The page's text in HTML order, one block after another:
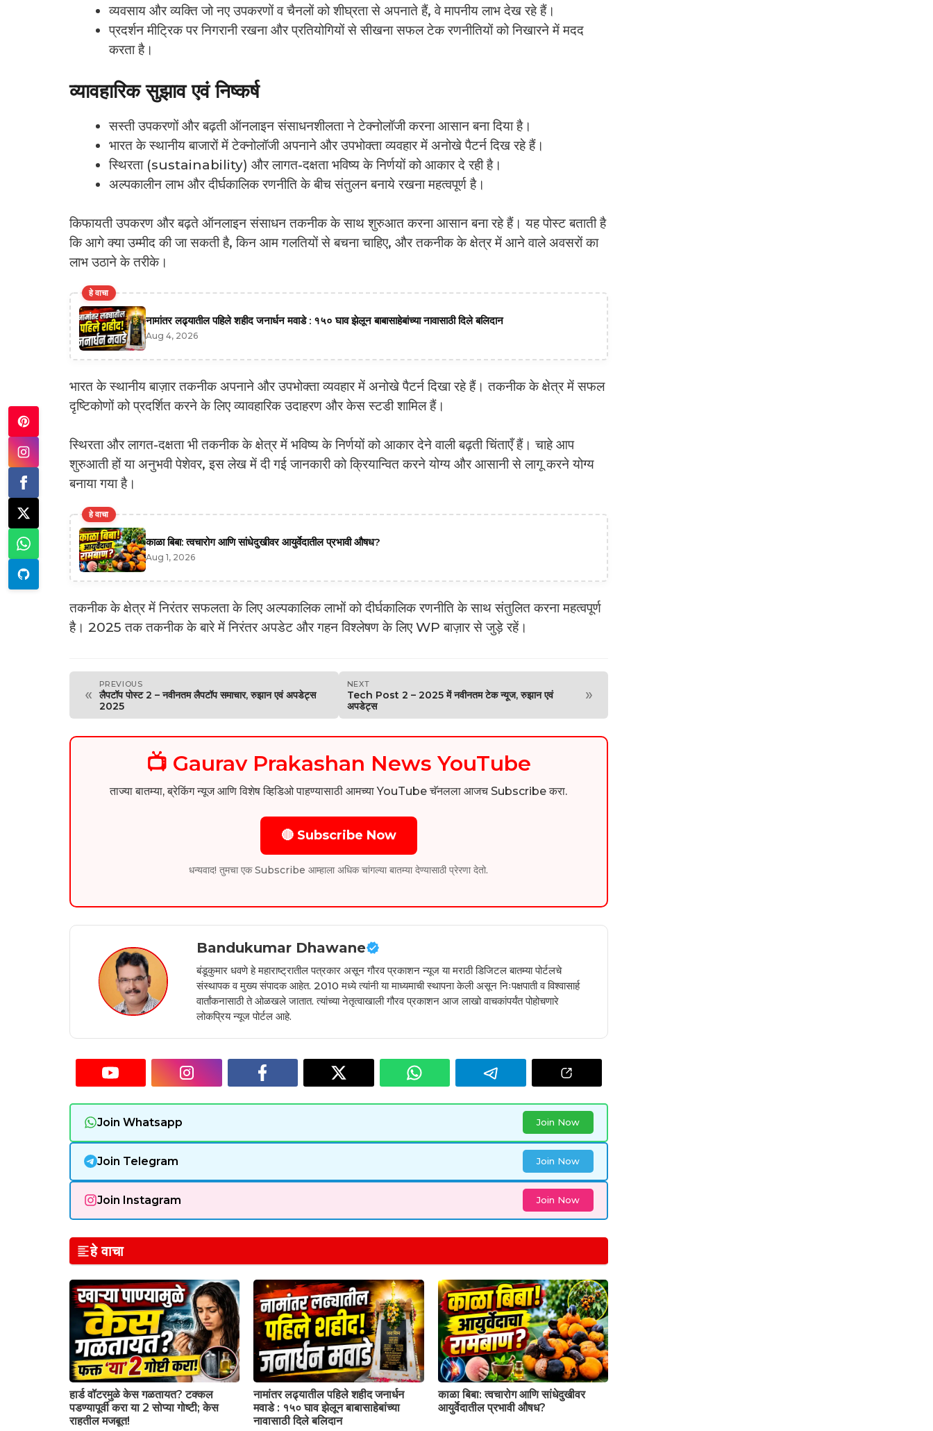
व्यवसाय और व्यक्ति जो नए उपकरणों व चैनलों को शीघ्रता से अपनाते हैं, वे मापनीय लाभ देख रहे हैं।
प्रदर्शन मीट्रिक पर निगरानी रखना और प्रतियोगियों से सीखना सफल टेक रणनीतियों को निखारने में मदद
करता है।
व्यावहारिक सुझाव एवं निष्कर्ष
सस्ती उपकरणों और बढ़ती ऑनलाइन संसाधनशीलता ने टेक्नोलॉजी करना आसान बना दिया है।
भारत के स्थानीय बाजारों में टेक्नोलॉजी अपनाने और उपभोक्ता व्यवहार में अनोखे पैटर्न दिख रहे हैं।
स्थिरता (sustainability) और लागत-दक्षता भविष्य के निर्णयों को आकार दे रही है।
अल्पकालीन लाभ और दीर्घकालिक रणनीति के बीच संतुलन बनाये रखना महत्वपूर्ण है।
किफायती उपकरण और बढ़ते ऑनलाइन संसाधन तकनीक के साथ शुरुआत करना आसान बना रहे हैं। यह पोस्ट बताती है
कि आगे क्या उम्मीद की जा सकती है, किन आम गलतियों से बचना चाहिए, और तकनीक के क्षेत्र में आने वाले अवसरों का
लाभ उठाने के तरीके।
हे वाचा
नामांतर लढ्यातील पहिले शहीद जनार्धन मवाडे : १५० घाव झेलून बाबासाहेबांच्या नावासाठी दिले बलिदान
Aug 4, 2026
भारत के स्थानीय बाज़ार तकनीक अपनाने और उपभोक्ता व्यवहार में अनोखे पैटर्न दिखा रहे हैं। तकनीक के क्षेत्र में सफल
दृष्टिकोणों को प्रदर्शित करने के लिए व्यावहारिक उदाहरण और केस स्टडी शामिल हैं।
स्थिरता और लागत-दक्षता भी तकनीक के क्षेत्र में भविष्य के निर्णयों को आकार देने वाली बढ़ती चिंताएँ हैं। चाहे आप
शुरुआती हों या अनुभवी पेशेवर, इस लेख में दी गई जानकारी को क्रियान्वित करने योग्य और आसानी से लागू करने योग्य
बनाया गया है।
हे वाचा
काळा बिबा: त्वचारोग आणि सांधेदुखीवर आयुर्वेदातील प्रभावी औषध?
Aug 1, 2026
तकनीक के क्षेत्र में निरंतर सफलता के लिए अल्पकालिक लाभों को दीर्घकालिक रणनीति के साथ संतुलित करना महत्वपूर्ण
है। 2025 तक तकनीक के बारे में निरंतर अपडेट और गहन विश्लेषण के लिए WP बाज़ार से जुड़े रहें।
«
PREVIOUS
लैपटॉप पोस्ट 2 – नवीनतम लैपटॉप समाचार, रुझान एवं अपडेट्स
2025
NEXT
Tech Post 2 – 2025 में नवीनतम टेक न्यूज, रुझान एवं
अपडेट्स
»
📺 Gaurav Prakashan News YouTube
ताज्या बातम्या, ब्रेकिंग न्यूज आणि विशेष व्हिडिओ पाहण्यासाठी आमच्या YouTube चॅनलला आजच Subscribe करा.
🔴 Subscribe Now
धन्यवाद! तुमचा एक Subscribe आम्हाला अधिक चांगल्या बातम्या देण्यासाठी प्रेरणा देतो.
Bandukumar Dhawane
बंडूकुमार धवणे हे महाराष्ट्रातील पत्रकार असून गौरव प्रकाशन न्यूज या मराठी डिजिटल बातम्या पोर्टलचे
संस्थापक व मुख्य संपादक आहेत. 2010 मध्ये त्यांनी या माध्यमाची स्थापना केली असून निःपक्षपाती व विश्वासार्ह
वार्तांकनासाठी ते ओळखले जातात. त्यांच्या नेतृत्वाखाली गौरव प्रकाशन आज लाखो वाचकांपर्यंत पोहोचणारे
लोकप्रिय न्यूज पोर्टल आहे.
Join Whatsapp Join Now
Join Telegram Join Now
Join Instagram Join Now
हे वाचा
हार्ड वॉटरमुळे केस गळतायत? टक्कल
पडण्यापूर्वी करा या 2 सोप्या गोष्टी; केस
राहतील मजबूत!
नामांतर लढ्यातील पहिले शहीद जनार्धन
मवाडे : १५० घाव झेलून बाबासाहेबांच्या
नावासाठी दिले बलिदान
काळा बिबा: त्वचारोग आणि सांधेदुखीवर
आयुर्वेदातील प्रभावी औषध?